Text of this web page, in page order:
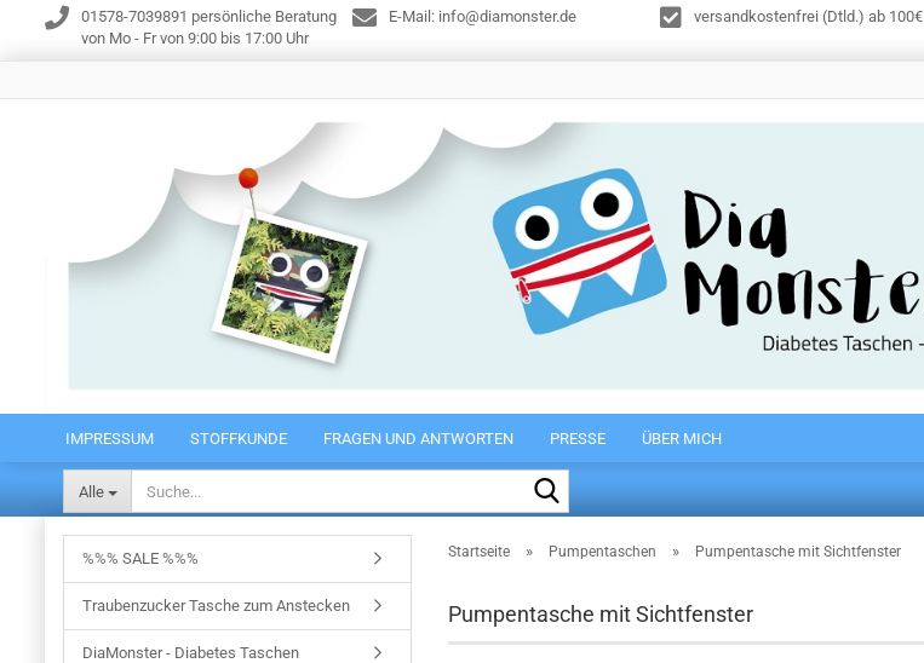
Alle
IMPRESSUM STOFFKUNDE FRAGEN UND ANTWORTEN PRESSE ÜBER MICH
Startseite » Pumpentaschen » Pumpentasche mit Sichtfenster
Pumpentasche mit Sichtfenster
%%% SALE %%%
Traubenzucker Tasche zum Anstecken
DiaMonster - Diabetes Taschen
01578-7039891 persönliche Beratung
von Mo - Fr von 9:00 bis 17:00 Uhr
E-Mail: info@diamonster.de versandkostenfrei (Dtld.) ab 100€